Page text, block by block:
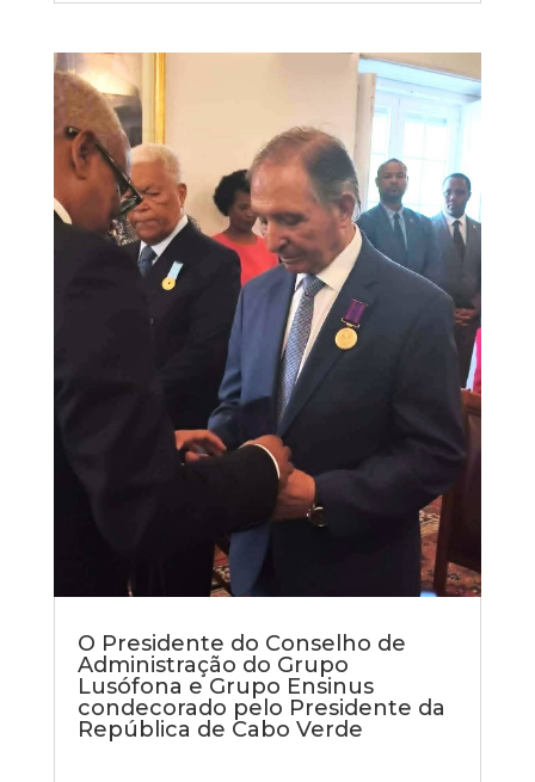
O Presidente do Conselho de
Administração do Grupo
Lusófona e Grupo Ensinus
condecorado pelo Presidente da
República de Cabo Verde